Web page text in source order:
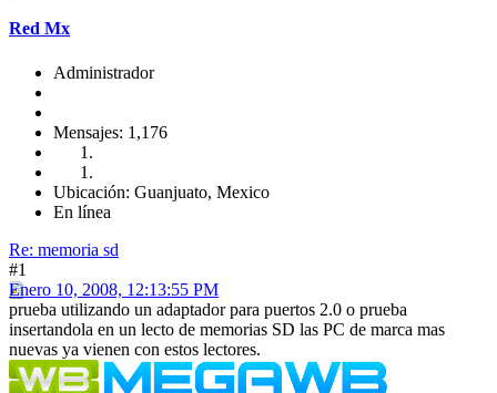
Red Mx
Administrador
Mensajes: 1,176
Ubicación: Guanjuato, Mexico
En línea
Re: memoria sd
#1
Enero 10, 2008, 12:13:55 PM
prueba utilizando un adaptador para puertos 2.0 o prueba
insertandola en un lecto de memorias SD las PC de marca mas
nuevas ya vienen con estos lectores.